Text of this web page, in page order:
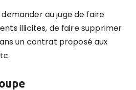
au juge de faire
illicites, de faire supprimer
un contrat proposé aux